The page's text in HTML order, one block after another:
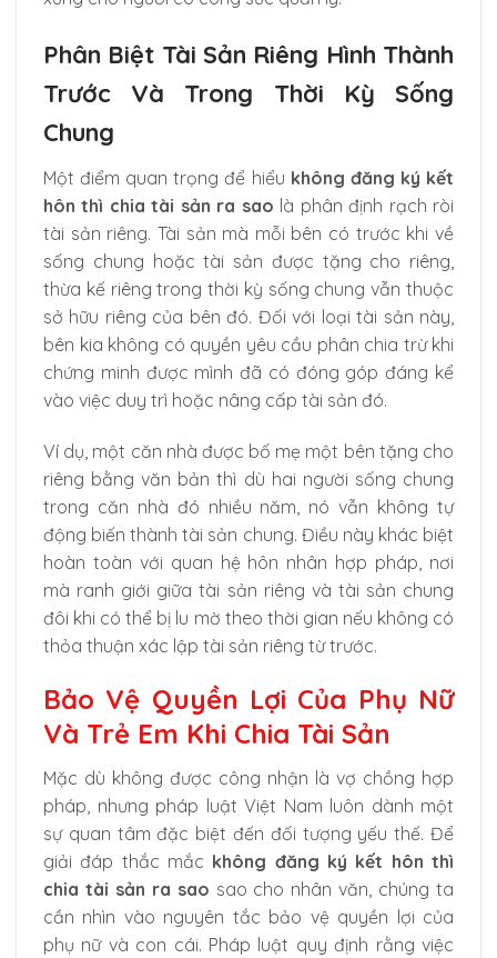
Phân Biệt Tài Sản Riêng Hình Thành
Trước Và Trong Thời Kỳ Sống
Chung
Một điểm quan trọng để hiểu không đăng ký kết
hôn thì chia tài sản ra sao là phân định rạch ròi
tài sản riêng. Tài sản mà mỗi bên có trước khi về
sống chung hoặc tài sản được tặng cho riêng,
thừa kế riêng trong thời kỳ sống chung vẫn thuộc
sở hữu riêng của bên đó. Đối với loại tài sản này,
bên kia không có quyền yêu cầu phân chia trừ khi
chứng minh được mình đã có đóng góp đáng kể
vào việc duy trì hoặc nâng cấp tài sản đó.
Ví dụ, một căn nhà được bố mẹ một bên tặng cho
riêng bằng văn bản thì dù hai người sống chung
trong căn nhà đó nhiều năm, nó vẫn không tự
động biến thành tài sản chung. Điều này khác biệt
hoàn toàn với quan hệ hôn nhân hợp pháp, nơi
mà ranh giới giữa tài sản riêng và tài sản chung
đôi khi có thể bị lu mờ theo thời gian nếu không có
thỏa thuận xác lập tài sản riêng từ trước.
Bảo Vệ Quyền Lợi Của Phụ Nữ
Và Trẻ Em Khi Chia Tài Sản
Mặc dù không được công nhận là vợ chồng hợp
pháp, nhưng pháp luật Việt Nam luôn dành một
sự quan tâm đặc biệt đến đối tượng yếu thế. Để
giải đáp thắc mắc không đăng ký kết hôn thì
chia tài sản ra sao sao cho nhân văn, chúng ta
cần nhìn vào nguyên tắc bảo vệ quyền lợi của
phụ nữ và con cái. Pháp luật quy định rằng việc